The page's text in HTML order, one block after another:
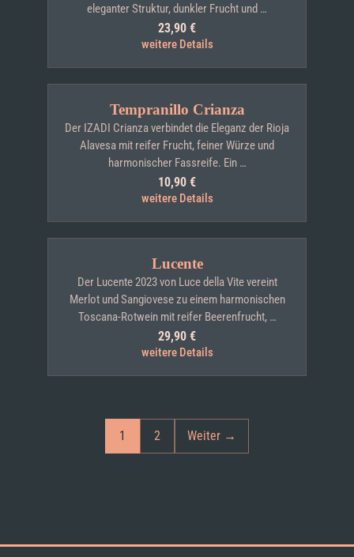
eleganter Struktur, dunkler Frucht und …
23,90 €
weitere Details
Tempranillo Crianza
Der IZADI Crianza verbindet die Eleganz der Rioja
Alavesa mit reifer Frucht, feiner Würze und
harmonischer Fassreife. Ein …
10,90 €
weitere Details
Lucente
Der Lucente 2023 von Luce della Vite vereint
Merlot und Sangiovese zu einem harmonischen
Toscana-Rotwein mit reifer Beerenfrucht, …
29,90 €
weitere Details
1 2 Weiter →